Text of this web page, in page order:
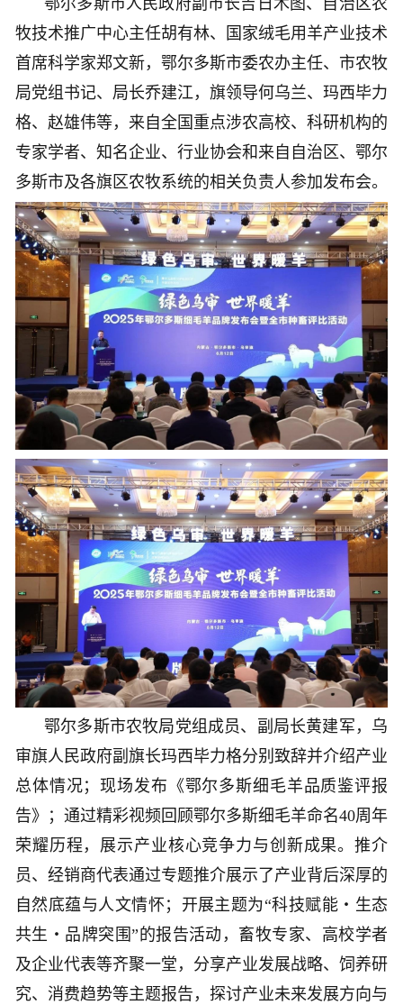
牧技术推广中心主任胡有林、国家绒毛用羊产业技术
首席科学家郑文新，鄂尔多斯市委农办主任、市农牧
局党组书记、局长乔建江，旗领导何乌兰、玛西毕力
格、赵雄伟等，来自全国重点涉农高校、科研机构的
专家学者、知名企业、行业协会和来自自治区、鄂尔
多斯市及各旗区农牧系统的相关负责人参加发布会。
鄂尔多斯市农牧局党组成员、副局长黄建军，乌
审旗人民政府副旗长玛西毕力格分别致辞并介绍产业
总体情况；现场发布《鄂尔多斯细毛羊品质鉴评报
告》；通过精彩视频回顾鄂尔多斯细毛羊命名40周年
荣耀历程，展示产业核心竞争力与创新成果。推介
员、经销商代表通过专题推介展示了产业背后深厚的
自然底蕴与人文情怀；开展主题为“科技赋能・生态
共生・品牌突围”的报告活动，畜牧专家、高校学者
及企业代表等齐聚一堂，分享产业发展战略、饲养研
究、消费趋势等主题报告，探讨产业未来发展方向与